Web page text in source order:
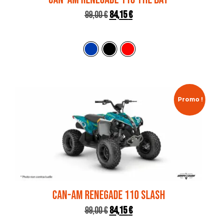
99,00€84,15€
Promo !
CAN-AM RENEGADE 110 SLASH
99,00€84,15€